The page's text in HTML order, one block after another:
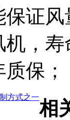
保证
，
保；
方式之一
相